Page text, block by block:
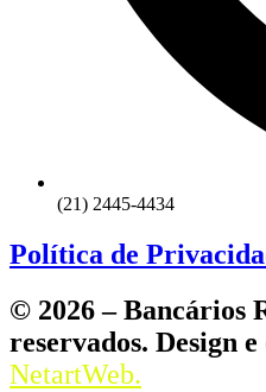
(21) 2445-4434
Política de
© 2026 – Bancários
reservados. Design
NetartWeb.